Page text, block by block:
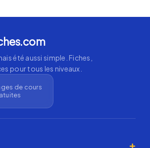
été aussi simple. Fiches,
pour tous les niveaux.
de cours
+